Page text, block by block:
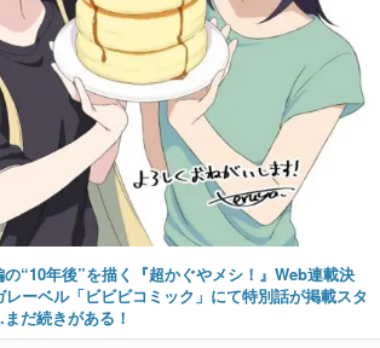
の“10年後”を描く『超かぐやメシ！』Web連載決
ーベル「ビビビコミック」にて特別話が掲載スタ
だ続きがある！